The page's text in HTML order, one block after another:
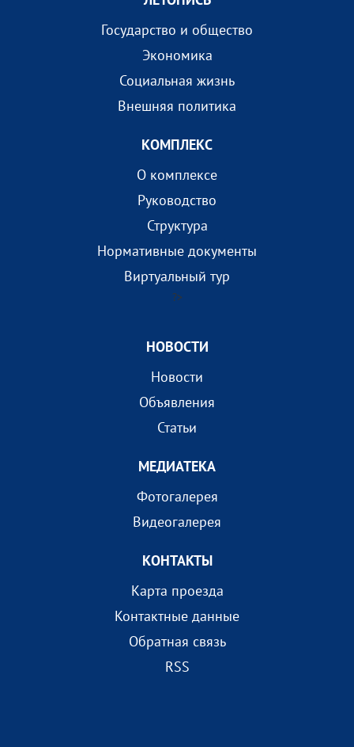
Государство и общество
Экономика
Социальная жизнь
Внешняя политика
КОМПЛEКС
О комплексе
Руководство
Структура
Нормативные документы
Виртуальный тур
?>
НОВОСТИ
Новости
Объявления
Статьи
МEДИАТEКА
Фотогалерея
Видеогалерея
КОНТАКТЫ
Карта проезда
Контактные данные
Обратная связь
RSS